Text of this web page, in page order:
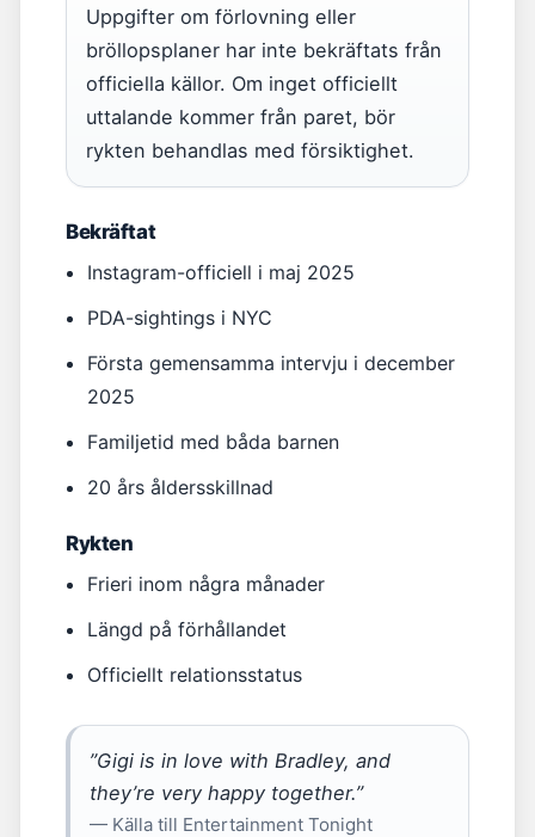
Uppgifter om förlovning eller
bröllopsplaner har inte bekräftats från
officiella källor. Om inget officiellt
uttalande kommer från paret, bör
rykten behandlas med försiktighet.
Bekräftat
Instagram-officiell i maj 2025
PDA-sightings i NYC
Första gemensamma intervju i december
2025
Familjetid med båda barnen
20 års åldersskillnad
Rykten
Frieri inom några månader
Längd på förhållandet
Officiellt relationsstatus
”Gigi is in love with Bradley, and
they’re very happy together.”
— Källa till Entertainment Tonight